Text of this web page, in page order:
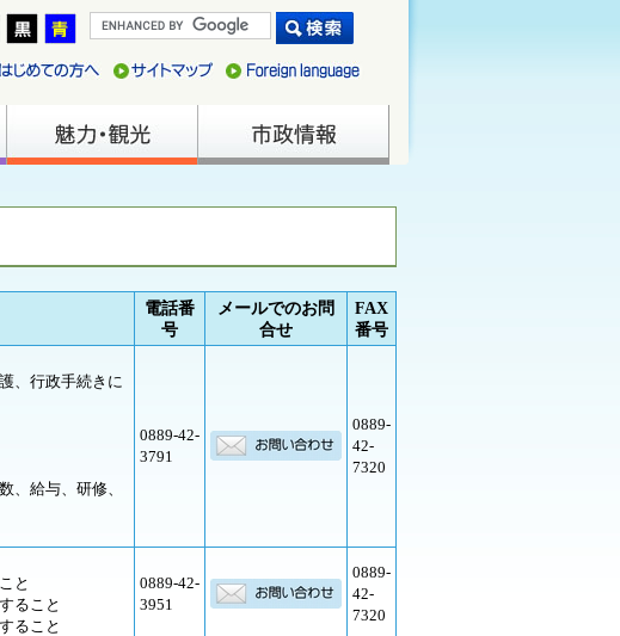
電話番
号
メールでのお問
合せ
FAX
番号
、行政手続きに
、給与、研修、
0889-42-
3791
0889-
42-
7320
と
ること
ること
0889-42-
3951
0889-
42-
7320